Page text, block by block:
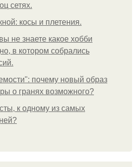
сетях.
косы и плетения.
не знаете какое хобби
в котором собрались
почему новый образ
о гранях возможного?
к одному из самых